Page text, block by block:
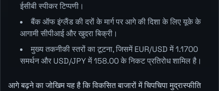
ईसीबी स्पीकर टिप्पणी।
बैंक ऑफ इंग्लैंड की दरों के मार्ग पर आगे की दिशा के लिए यूके के
आगामी सीपीआई और खुदरा बिक्री।
मुख्य तकनीकी स्तरों का टूटना, जिसमें EUR/USD में 1.1700
समर्थन और USD/JPY में 158.00 के निकट प्रतिरोध शामिल है।
आगे बढ़ने का जोखिम यह है कि विकसित बाजारों में चिपचिपा मुद्रास्फीति